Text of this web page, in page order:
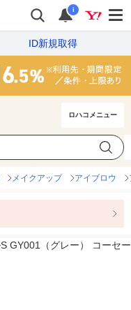
i
ID新規取得
ロハコメニュー
メイクアップ アイブロウ